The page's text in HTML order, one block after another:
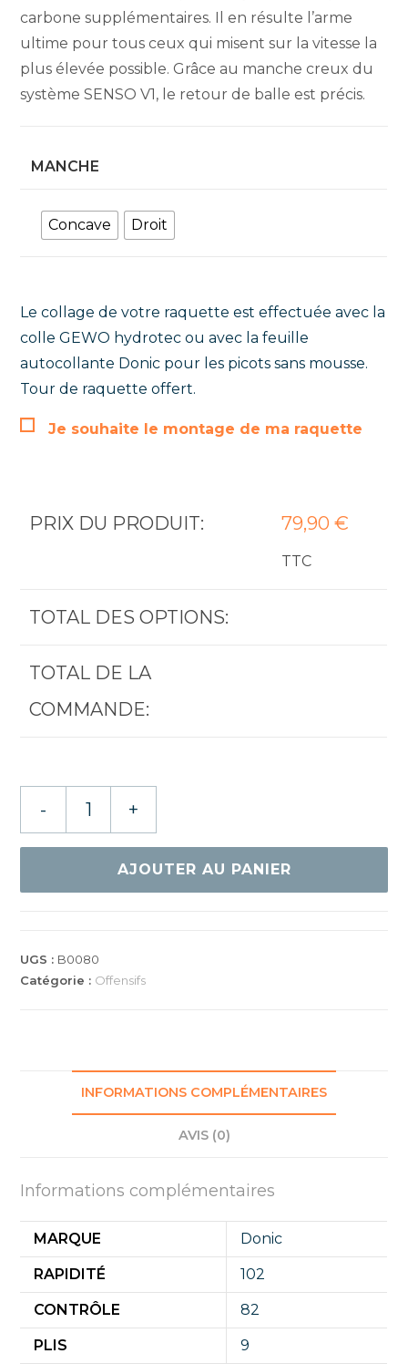
carbone supplémentaires. Il en résulte l’arme
ultime pour tous ceux qui misent sur la vitesse la
plus élevée possible. Grâce au manche creux du
système SENSO V1, le retour de balle est précis.
MANCHE
Concave Droit
Le collage de votre raquette est effectuée avec la
colle GEWO hydrotec ou avec la feuille
autocollante Donic pour les picots sans mousse.
Tour de raquette offert.
Je souhaite le montage de ma raquette
PRIX DU PRODUIT: 79,90€
TTC
TOTAL DES OPTIONS:
TOTAL DE LA
COMMANDE:
- +
AJOUTER AU PANIER
UGS : B0080
Catégorie : Offensifs
INFORMATIONS COMPLÉMENTAIRES
AVIS (0)
Informations complémentaires
MARQUE Donic
RAPIDITÉ 102
CONTRÔLE 82
PLIS 9